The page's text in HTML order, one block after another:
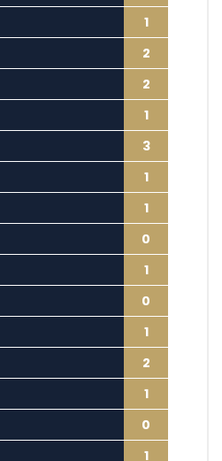
1
2
2
1
3
1
1
0
1
0
1
2
1
0
1